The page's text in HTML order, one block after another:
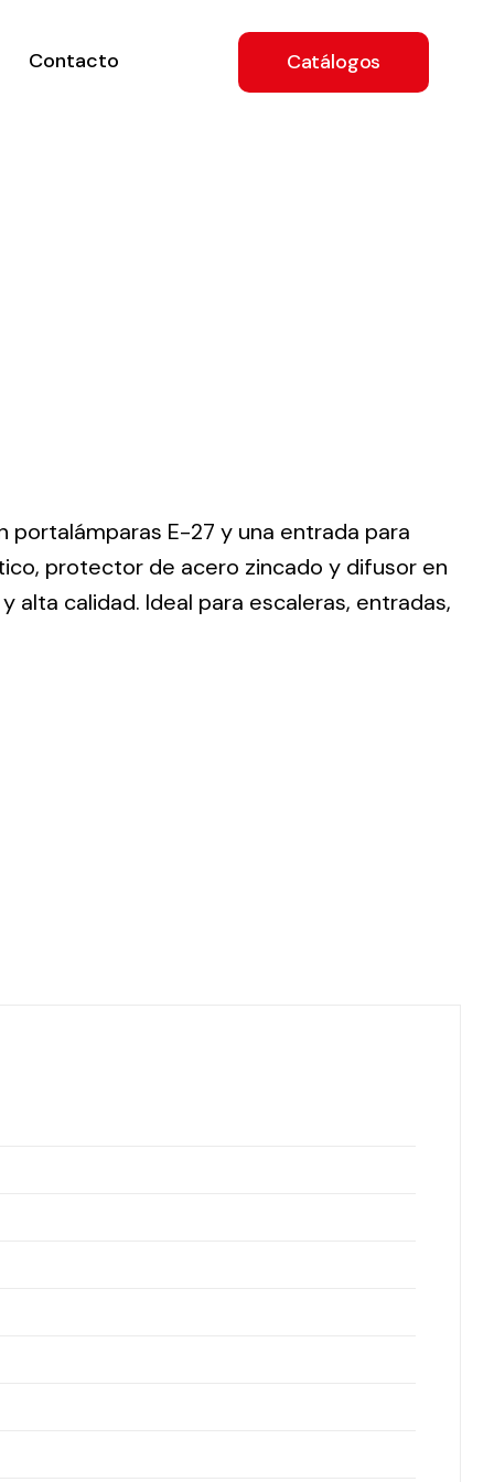
Contacto Catálogos
E-27 y una entrada para
protector de acero zincado y difusor en
calidad. Ideal para escaleras, entradas,